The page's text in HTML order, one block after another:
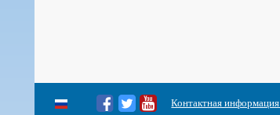
Контактная